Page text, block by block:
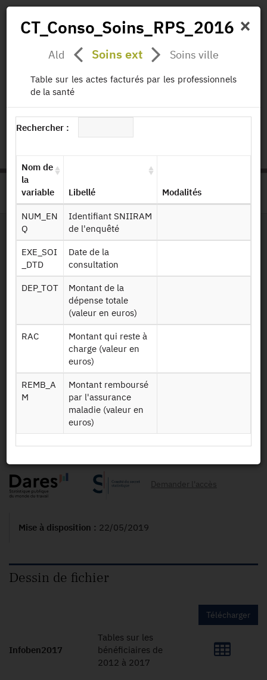
Missions
status.io EN | FR
ACCUEIL > PAGE PRODUIT
Dessin de fichier
Identifiant persistant (DOI)
Retour à la source
CT_Conso_Soins : Conditions de
Travail - Appariement aux
données de consommations de
soins - RPS_2016
Autres produits :RPS_2016
Demander l'accès
Mise à disposition : 22/05/2019
Dessin de fichier
Télécharger
Infoben2017
Tables sur les
bénéficiaires de
2012 à 2017
×
CT_Conso_Soins_RPS_2016
Ald Soins ext Soins ville
Table sur les actes facturés par les professionnels
de la santé
Rechercher :
Nom de
la
variable
Libellé Modalités
NUM_EN
Q
Identifiant SNIIRAM
de l'enquêté
EXE_SOI
_DTD
Date de la
consultation
DEP_TOT
Montant de la
dépense totale
(valeur en euros)
RAC
Montant qui reste à
charge (valeur en
euros)
REMB_A
M
Montant remboursé
par l'assurance
maladie (valeur en
euros)